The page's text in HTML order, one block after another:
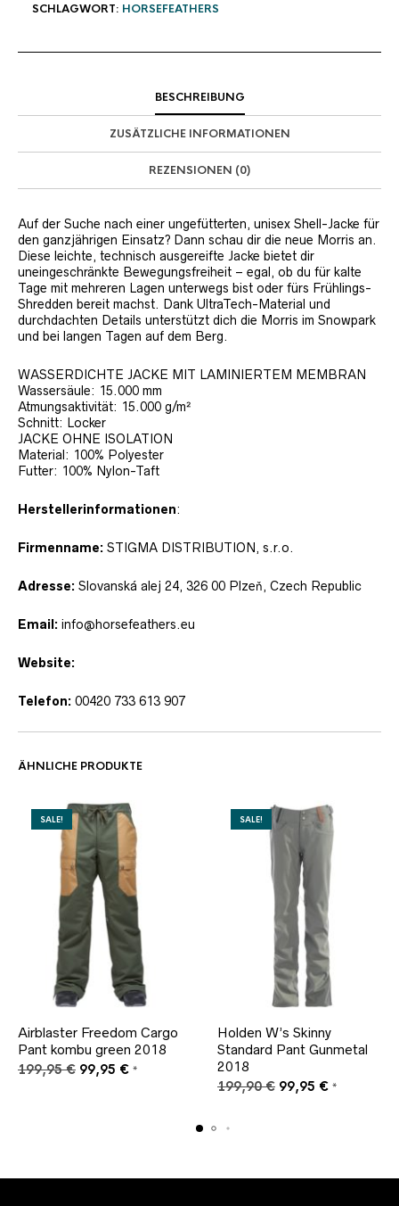
SCHLAGWORT: HORSEFEATHERS
BESCHREIBUNG
ZUSÄTZLICHE INFORMATIONEN
REZENSIONEN (0)
Auf der Suche nach einer ungefütterten, unisex Shell-Jacke für
den ganzjährigen Einsatz? Dann schau dir die neue Morris an.
Diese leichte, technisch ausgereifte Jacke bietet dir
uneingeschränkte Bewegungsfreiheit – egal, ob du für kalte
Tage mit mehreren Lagen unterwegs bist oder fürs Frühlings-
Shredden bereit machst. Dank UltraTech-Material und
durchdachten Details unterstützt dich die Morris im Snowpark
und bei langen Tagen auf dem Berg.
WASSERDICHTE JACKE MIT LAMINIERTEM MEMBRAN
Wassersäule: 15.000 mm
Atmungsaktivität: 15.000 g/m²
Schnitt: Locker
JACKE OHNE ISOLATION
Material: 100% Polyester
Futter: 100% Nylon-Taft
Herstellerinformationen:
Firmenname: STIGMA DISTRIBUTION, s.r.o.
Adresse: Slovanská alej 24, 326 00 Plzeň, Czech Republic
Email: info@horsefeathers.eu
Website:
Telefon: 00420 733 613 907
ÄHNLICHE PRODUKTE
SALE!
Airblaster Freedom Cargo
Pant kombu green 2018
199,95€ Ursprünglicher
99,95 €Aktueller
*
SALE!
Holden W’s Skinny
Standard Pant Gunmetal
2018
199,90€ Ursprünglicher
99,95 €Aktueller
*